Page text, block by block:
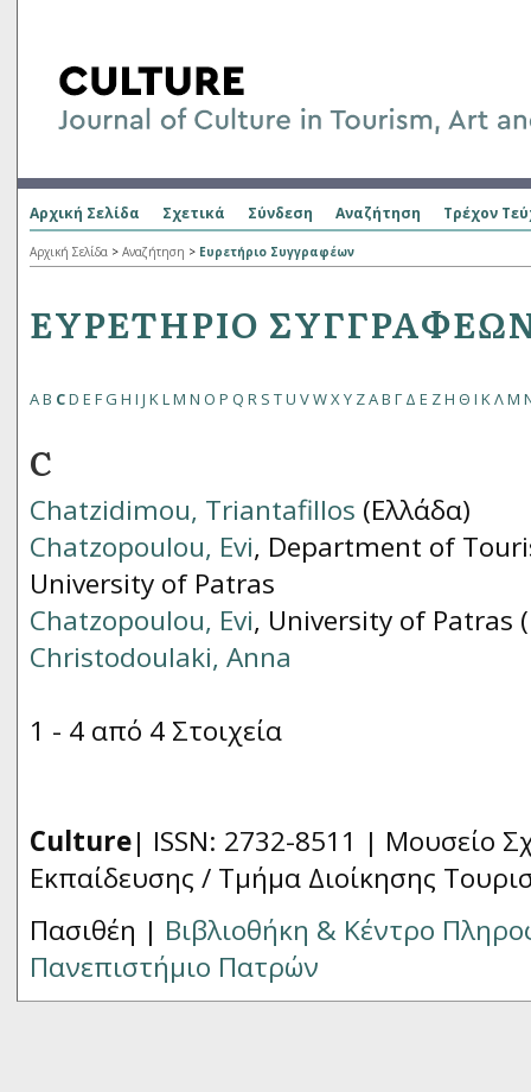
Αρχική Σελίδα Σχετικά Σύνδεση Αναζήτηση Τρέχον
Αρχική Σελίδα > Αναζήτηση > Ευρετήριο Συγγραφέων
ΕΥΡΕΤΉΡΙΟ
AB CD E FG H I J KLM N O P Q R S TU VWXY ZΑΒ Γ Δ Ε ΖΗ Θ Ι ΚΛΜ
C
Chatzidimou, Triantafillos (Ελλάδα)
Chatzopoulou, Evi, Department of
University of Patras
Chatzopoulou, Evi, University of Patras
Christodoulaki, Anna
1 - 4 από 4 Στοιχεία
Culture| ISSN: 2732-8511 | Μουσείο
Εκπαίδευσης / Τμήμα Διοίκησης
Πασιθέη | Βιβλιοθήκη & Κέντρο
Πανεπιστήμιο Πατρών